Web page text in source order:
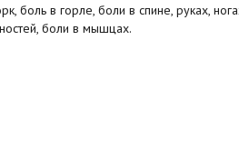
боль в горле, боли в спине, руках,
боли в мышцах.